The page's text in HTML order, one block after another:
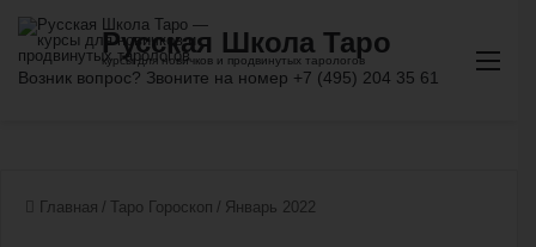
Главная / Таро Гороскоп / Январь 2022